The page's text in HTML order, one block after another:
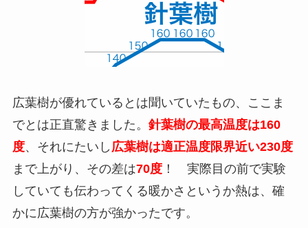
広葉樹が優れているとは聞いていたもの、ここま
でとは正直驚きました。 針葉樹の最高温度は160
度、それにたいし 広葉樹は適正温度限界近い230度
まで上がり、その差は70度！ 実際目の前で実験
していても伝わってくる暖かさというか熱は、確
かに広葉樹の方が強かったです。